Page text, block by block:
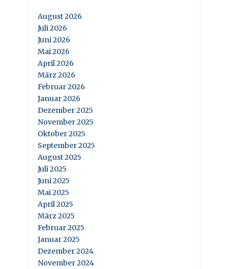
August 2026
Juli 2026
Juni 2026
Mai 2026
April 2026
März 2026
Februar 2026
Januar 2026
Dezember 2025
November 2025
Oktober 2025
September 2025
August 2025
Juli 2025
Juni 2025
Mai 2025
April 2025
März 2025
Februar 2025
Januar 2025
Dezember 2024
November 2024